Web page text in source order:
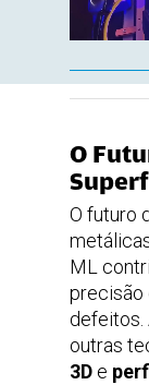
O
O futuro
ML
precisão
defeitos.
outras
3D e